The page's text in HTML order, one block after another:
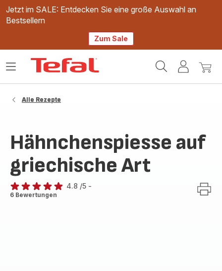
Jetzt im SALE: Entdecken Sie eine große Auswahl an
Bestsellern
Zum Sale
Mein
Mein
Das
Alle Rezepte
Hähnchenspiesse auf
griechische Art
ratings.4.8
4.8 /5 -
6 Bewertungen